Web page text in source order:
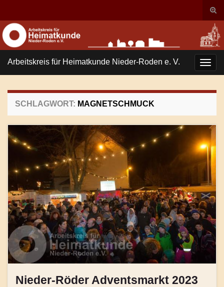
Search for:
Arbeitskreis für Heimatkunde Nieder-Roden e. V.
SCHLAGWORT: MAGNETSCHMUCK
Nieder-Röder Adventsmarkt 2023